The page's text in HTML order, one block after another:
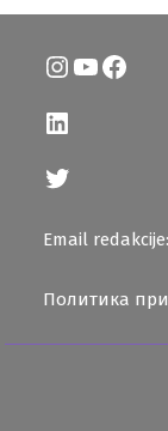
Instagram
YouTube
LinkedIn
Twitter
Email
Политика